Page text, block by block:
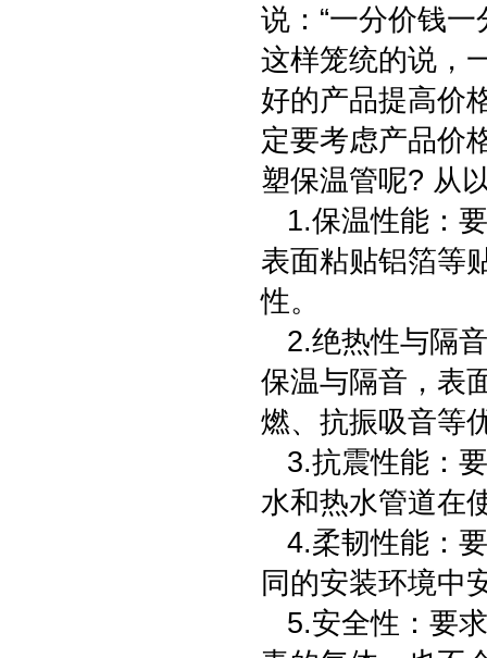
说：“一分价钱
这样笼统的说，
好的产品提高价
定要考虑产品价
塑保温管呢? 从
1.保温性能：
表面粘贴铝箔等
性。
2.绝热性与隔
保温与隔音，表
燃、抗振吸音等
3.抗震性能：
水和热水管道在
4.柔韧性能：
同的安装环境中
5.安全性：要